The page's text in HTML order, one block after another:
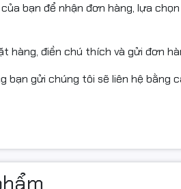
bạn để nhận đơn hàng, lựa
hàng, điền chú thích và gửi đơn
bạn gửi chúng tôi sẽ liên hệ bằng